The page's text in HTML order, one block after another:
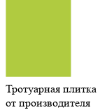
Тротуарная плитка
от производителя